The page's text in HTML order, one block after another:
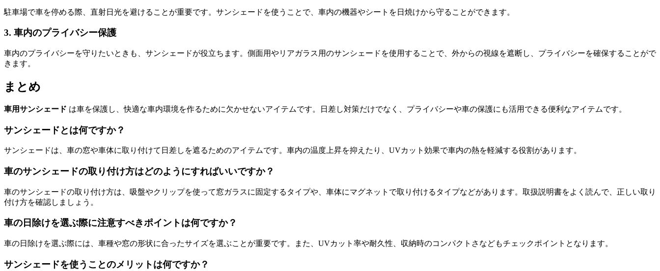
駐車場で車を停める際、直射日光を避けることが重要です。サンシェードを使うことで、車内の機器やシートを日焼けから守ることができます。
3. 車内のプライバシー保護
車内のプライバシーを守りたいときも、サンシェードが役立ちます。側面用やリアガラス用のサンシェードを使用することで、外からの視線を遮断し、プライバシーを確保することがで
きます。
まとめ
車用サンシェード は車を保護し、快適な車内環境を作るために欠かせないアイテムです。日差し対策だけでなく、プライバシーや車の保護にも活用できる便利なアイテムです。
サンシェードとは何ですか？
サンシェードは、車の窓や車体に取り付けて日差しを遮るためのアイテムです。車内の温度上昇を抑えたり、UVカット効果で車内の熱を軽減する役割があります。
車のサンシェードの取り付け方はどのようにすればいいですか？
車のサンシェードの取り付け方は、吸盤やクリップを使って窓ガラスに固定するタイプや、車体にマグネットで取り付けるタイプなどがあります。取扱説明書をよく読んで、正しい取り
付け方を確認しましょう。
車の日除けを選ぶ際に注意すべきポイントは何ですか？
車の日除けを選ぶ際には、車種や窓の形状に合ったサイズを選ぶことが重要です。また、UVカット率や耐久性、収納時のコンパクトさなどもチェックポイントとなります。
サンシェードを使うことのメリットは何ですか？